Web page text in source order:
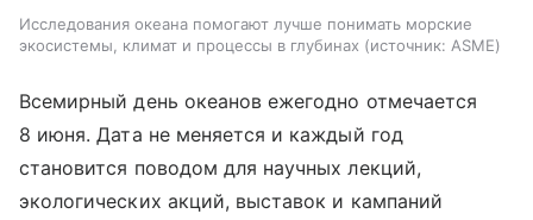
Исследования океана помогают лучше понимать морские
экосистемы, климат и процессы в глубинах
источник: ASME
Всемирный день океанов ежегодно отмечается
8 июня. Дата не меняется и каждый год
становится поводом для научных лекций,
экологических акций, выставок и кампаний